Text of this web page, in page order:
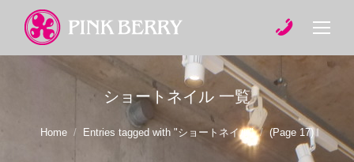
ショートネイル 一覧
You are here:
Home Entries tagged with "ショートネイル" (Page 17)